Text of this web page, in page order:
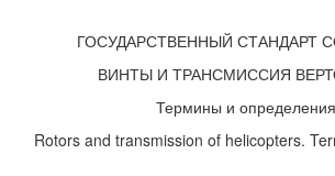
ГОСУДАРСТВЕННЫЙ СТАНДАРТ
ВИНТЫ И ТРАНСМИССИЯ
Термины и определения
Rotors and transmission of helicopters.